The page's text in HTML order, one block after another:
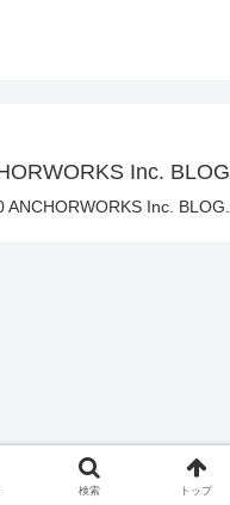
Inc. BLOG
ANCHORWORKS Inc. BLOG.
検索 トップ